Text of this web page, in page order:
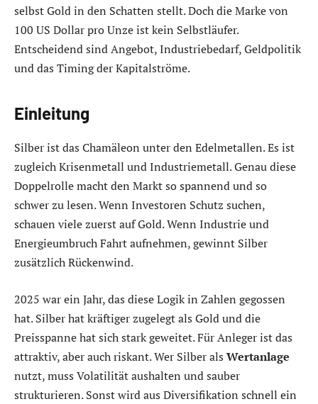
selbst Gold in den Schatten stellt. Doch die Marke von
100 US Dollar pro Unze ist kein Selbstläufer.
Entscheidend sind Angebot, Industriebedarf, Geldpolitik
und das Timing der Kapitalströme.
Einleitung
Silber ist das Chamäleon unter den Edelmetallen. Es ist
zugleich Krisenmetall und Industriemetall. Genau diese
Doppelrolle macht den Markt so spannend und so
schwer zu lesen. Wenn Investoren Schutz suchen,
schauen viele zuerst auf Gold. Wenn Industrie und
Energieumbruch Fahrt aufnehmen, gewinnt Silber
zusätzlich Rückenwind.
2025 war ein Jahr, das diese Logik in Zahlen gegossen
hat. Silber hat kräftiger zugelegt als Gold und die
Preisspanne hat sich stark geweitet. Für Anleger ist das
attraktiv, aber auch riskant. Wer Silber als Wertanlage
nutzt, muss Volatilität aushalten und sauber
strukturieren. Sonst wird aus Diversifikation schnell ein